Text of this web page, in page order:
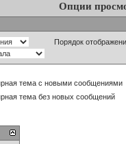
Опции
Порядок
тема с новыми сообщениями
тема без новых сообщений